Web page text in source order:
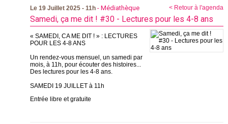
< Retour à l'agenda
Le 19 Juillet 2025 - 11h- Médiathèque
Samedi, ça me dit ! #30 - Lectures pour les 4-8 ans
« SAMEDI, CA ME DIT ! » : LECTURES
POUR LES 4-8 ANS
Un rendez-vous mensuel, un samedi par
mois, à 11h, pour écouter des histoires...
Des lectures pour les 4-8 ans.
SAMEDI 19 JUILLET à 11h
Entrée libre et gratuite